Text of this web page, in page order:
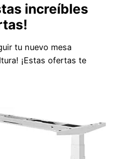
increíbles
tu nuevo mesa
¡Estas ofertas te